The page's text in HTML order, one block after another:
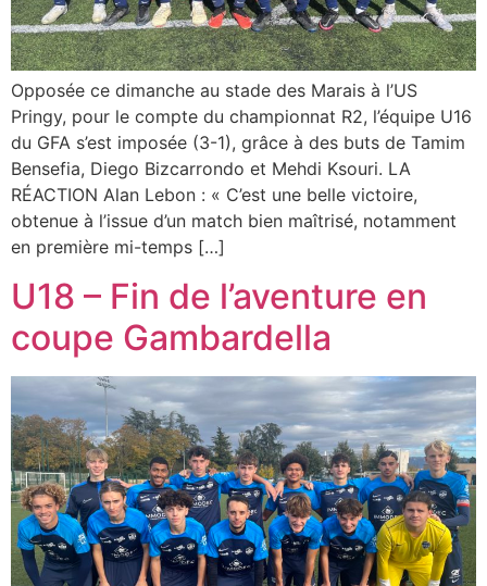
Opposée ce dimanche au stade des Marais à l’US
Pringy, pour le compte du championnat R2, l’équipe U16
du GFA s’est imposée (3-1), grâce à des buts de Tamim
Bensefia, Diego Bizcarrondo et Mehdi Ksouri. LA
RÉACTION Alan Lebon : « C’est une belle victoire,
obtenue à l’issue d’un match bien maîtrisé, notamment
en première mi-temps […]
U18 – Fin de l’aventure en
coupe Gambardella